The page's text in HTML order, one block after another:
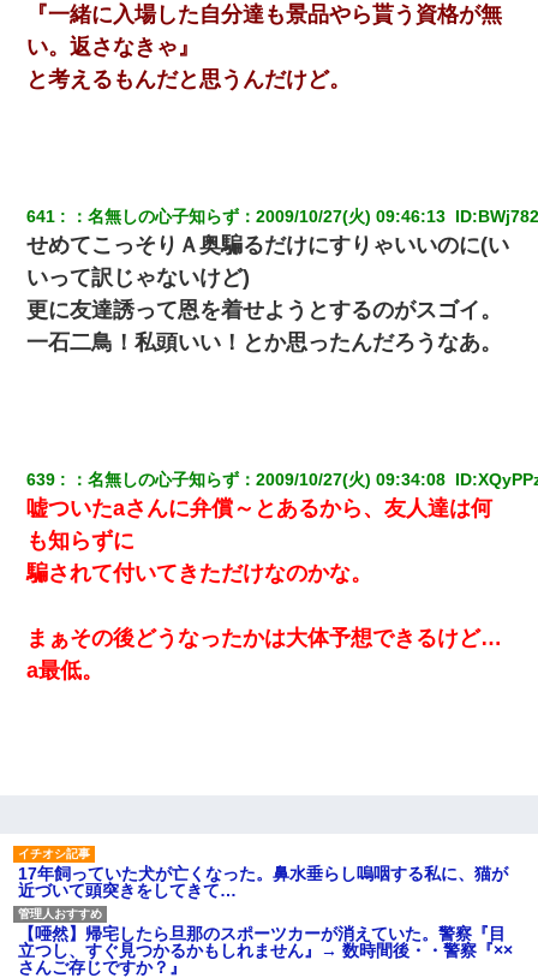
『一緒に入場した自分達も景品やら貰う資格が無
い。返さなきゃ』
と考えるもんだと思うんだけど。
641 ：名無しの心子知らず ：2009/10/27(火) 09:46:13 ID:
せめてこっそりＡ奥騙るだけにすりゃいいのに(い
いって訳じゃないけど)
更に友達誘って恩を着せようとするのがスゴイ。
一石二鳥！私頭いい！とか思ったんだろうなあ。
639 ：名無しの心子知らず ：2009/10/27(火) 09:34:08 ID:
嘘ついたaさんに弁償～とあるから、友人達は何
も知らずに
騙されて付いてきただけなのかな。
まぁその後どうなったかは大体予想できるけど…
a最低。
17年飼っていた犬が亡くなった。鼻水垂らし嗚咽する私に、猫が
近づいて頭突きをしてきて…
【唖然】帰宅したら旦那のスポーツカーが消えていた。警察『目
立つし、すぐ見つかるかもしれません』→ 数時間後・・警察『××
さんご存じですか？』